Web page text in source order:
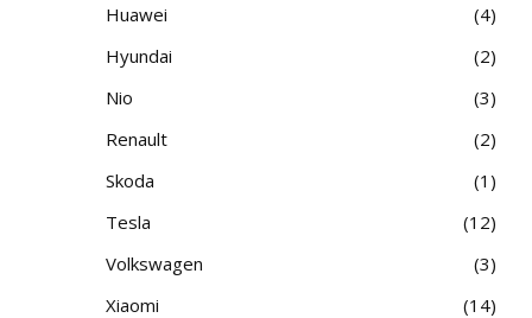
Huawei
4
Hyundai
2
Nio
3
Renault
2
Skoda
1
Tesla
12
Volkswagen
3
Xiaomi
14